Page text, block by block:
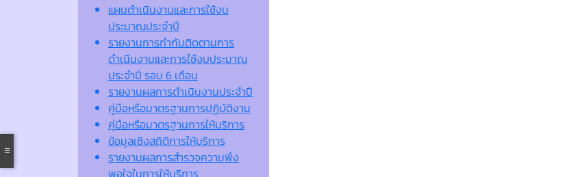
แผนดำเนินงานและการใช้งบ
ประมาณประจำปี
รายงานการกำกับติดตามการ
ดำเนินงานและการใช้งบประมาณ
ประจำปี รอบ 6 เดือน
รายงานผลการดำเนินงานประจำปี
คู่มือหรือมาตรฐานการปฏิบัติงาน
คู่มือหรือมาตรฐานการให้บริการ
ข้อมูลเชิงสถิติการให้บริการ
รายงานผลการสำรวจความพึง
พอใจในการให้บริการ